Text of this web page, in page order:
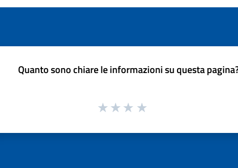
Quanto sono chiare le informazioni su questa